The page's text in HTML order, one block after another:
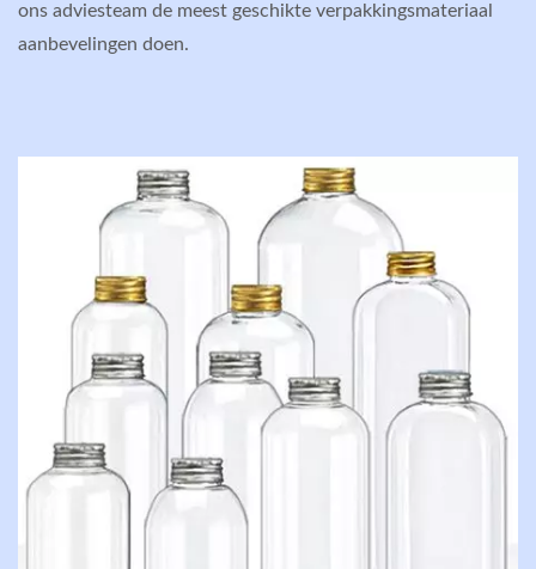
ons adviesteam de meest geschikte verpakkingsmateriaal
aanbevelingen doen.